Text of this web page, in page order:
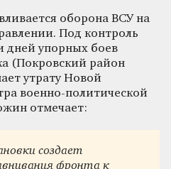
оборона ВСУ на
Под контроль
дней упорных боев
(Покровский район
утрату Новой
военно-политической
отмечает:
создает
фронта к